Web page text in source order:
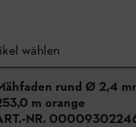
wählen
rund Ø 2,4
m orange
NR.